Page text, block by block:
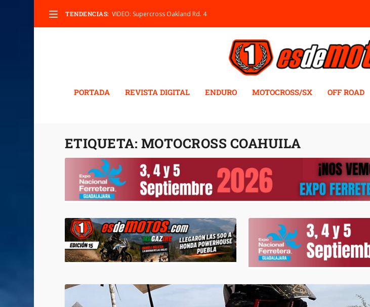
TENDENCIAS: VIDEO: Supercross Oakland Rd. 4
PORTADA REVISTA DIGITAL ENDURO MOTOCROSS/SX OFF ROAD
ETIQUETA: MOTOCROSS COAHUILA